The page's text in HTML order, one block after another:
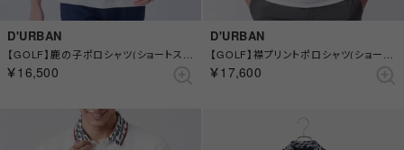
D'URBAN
￥16,500
D'URBAN
￥17,600